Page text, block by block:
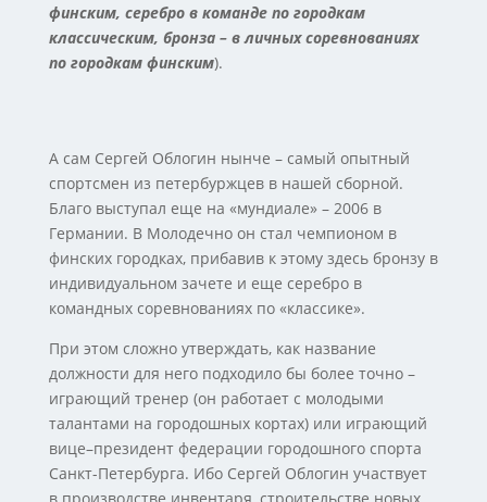
финским, серебро в команде по городкам
классическим, бронза – в личных соревнованиях
по городкам финским).
А сам Сергей Облогин нынче – самый опытный
спортсмен из петербуржцев в нашей сборной.
Благо выступал еще на «мундиале» – 2006 в
Германии. В Молодечно он стал чемпионом в
финских городках, прибавив к этому здесь бронзу в
индивидуальном зачете и еще серебро в
командных соревнованиях по «классике».
При этом сложно утверждать, как название
должности для него подходило бы более точно –
играющий тренер (он работает с молодыми
талантами на городошных кортах) или играющий
вице–президент федерации городошного спорта
Санкт-Петербурга. Ибо Сергей Облогин участвует